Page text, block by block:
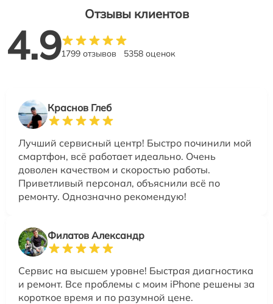
Отзывы клиентов
4.91799 отзывов 5358 оценок
Краснов Глеб
Лучший сервисный центр! Быстро починили мой
смартфон, всё работает идеально. Очень
доволен качеством и скоростью работы.
Приветливый персонал, объяснили всё по
ремонту. Однозначно рекомендую!
Филатов Александр
Сервис на высшем уровне! Быстрая диагностика
и ремонт. Все проблемы с моим iPhone решены за
короткое время и по разумной цене.